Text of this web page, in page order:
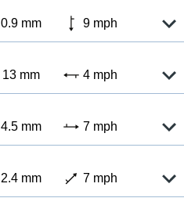
0.9 mm 9 mph
13 mm 4 mph
4.5 mm 7 mph
2.4 mm 7 mph